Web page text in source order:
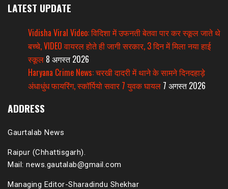
LATEST UPDATE
Vidisha Viral Video: विदिशा में उफनती बेतवा पार कर स्कूल जाते थे
बच्चे, VIDEO वायरल होते ही जागी सरकार, 3 दिन में मिला नया हाई
स्कूल 8 अगस्त 2026
Haryana Crime News: चरखी दादरी में थाने के सामने दिनदहाड़े
अंधाधुंध फायरिंग, स्कॉर्पियो सवार 7 युवक घायल 7 अगस्त 2026
ADDRESS
Gaurtalab News
Raipur (Chhattisgarh).
Mail: news.gautalab@gmail.com
Managing Editor-Sharadindu Shekhar